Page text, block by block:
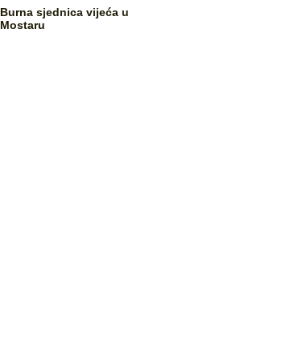
Burna sjednica vijeća u
Mostaru